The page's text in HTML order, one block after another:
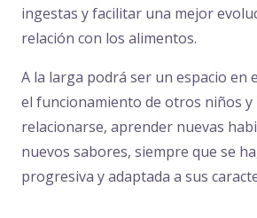
ingestas y facilitar una mejor
relación con los alimentos.
A la larga podrá ser un espacio en
el funcionamiento de otros niños y
relacionarse, aprender nuevas
nuevos sabores, siempre que se
progresiva y adaptada a sus